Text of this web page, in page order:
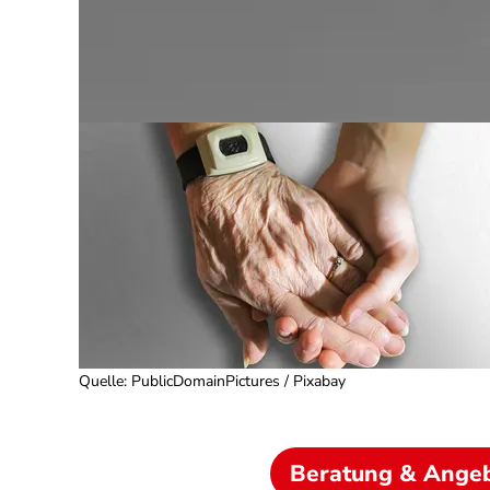
Quelle: PublicDomainPictures / Pixabay
Beratung &